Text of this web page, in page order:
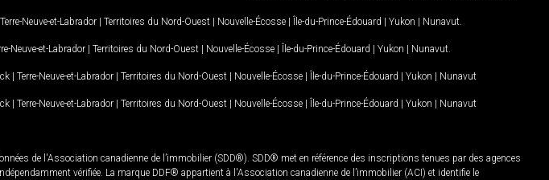
Terre-Neuve-et-Labrador | Territoires du Nord-Ouest | Nouvelle-Écosse | Île-du-Prince-Édouard | Yukon | Nunavut
Neuve-et-Labrador | Territoires du Nord-Ouest | Nouvelle-Écosse | Île-du-Prince-Édouard | Yukon | Nunavut
| Terre-Neuve-et-Labrador | Territoires du Nord-Ouest | Nouvelle-Écosse | Île-du-Prince-Édouard | Yukon | Nunavut
| Terre-Neuve-et-Labrador | Territoires du Nord-Ouest | Nouvelle-Écosse | Île-du-Prince-Édouard | Yukon | Nunavut
de l'Association canadienne de l’immobilier (SDD®). SDD® met en référence des inscriptions tenues par des agences
vérifiée. La marque DDF® appartient à l'Association canadienne de l’immobilier (ACI) et identifie le